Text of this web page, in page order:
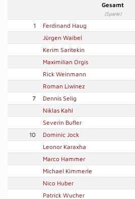
Gesamt
(Spiele)
1 Ferdinand Haug
Jürgen Waibel
Kerim Saritekin
Maximilian Orgis
Rick Weinmann
Roman Liwinez
7
Dennis Selig
Niklas Kahl
Severin Bufler
10
Dominic Jock
Leonor Karaxha
Marco Hammer
Michael Kimmerle
Nico Huber
Patrick Wucher